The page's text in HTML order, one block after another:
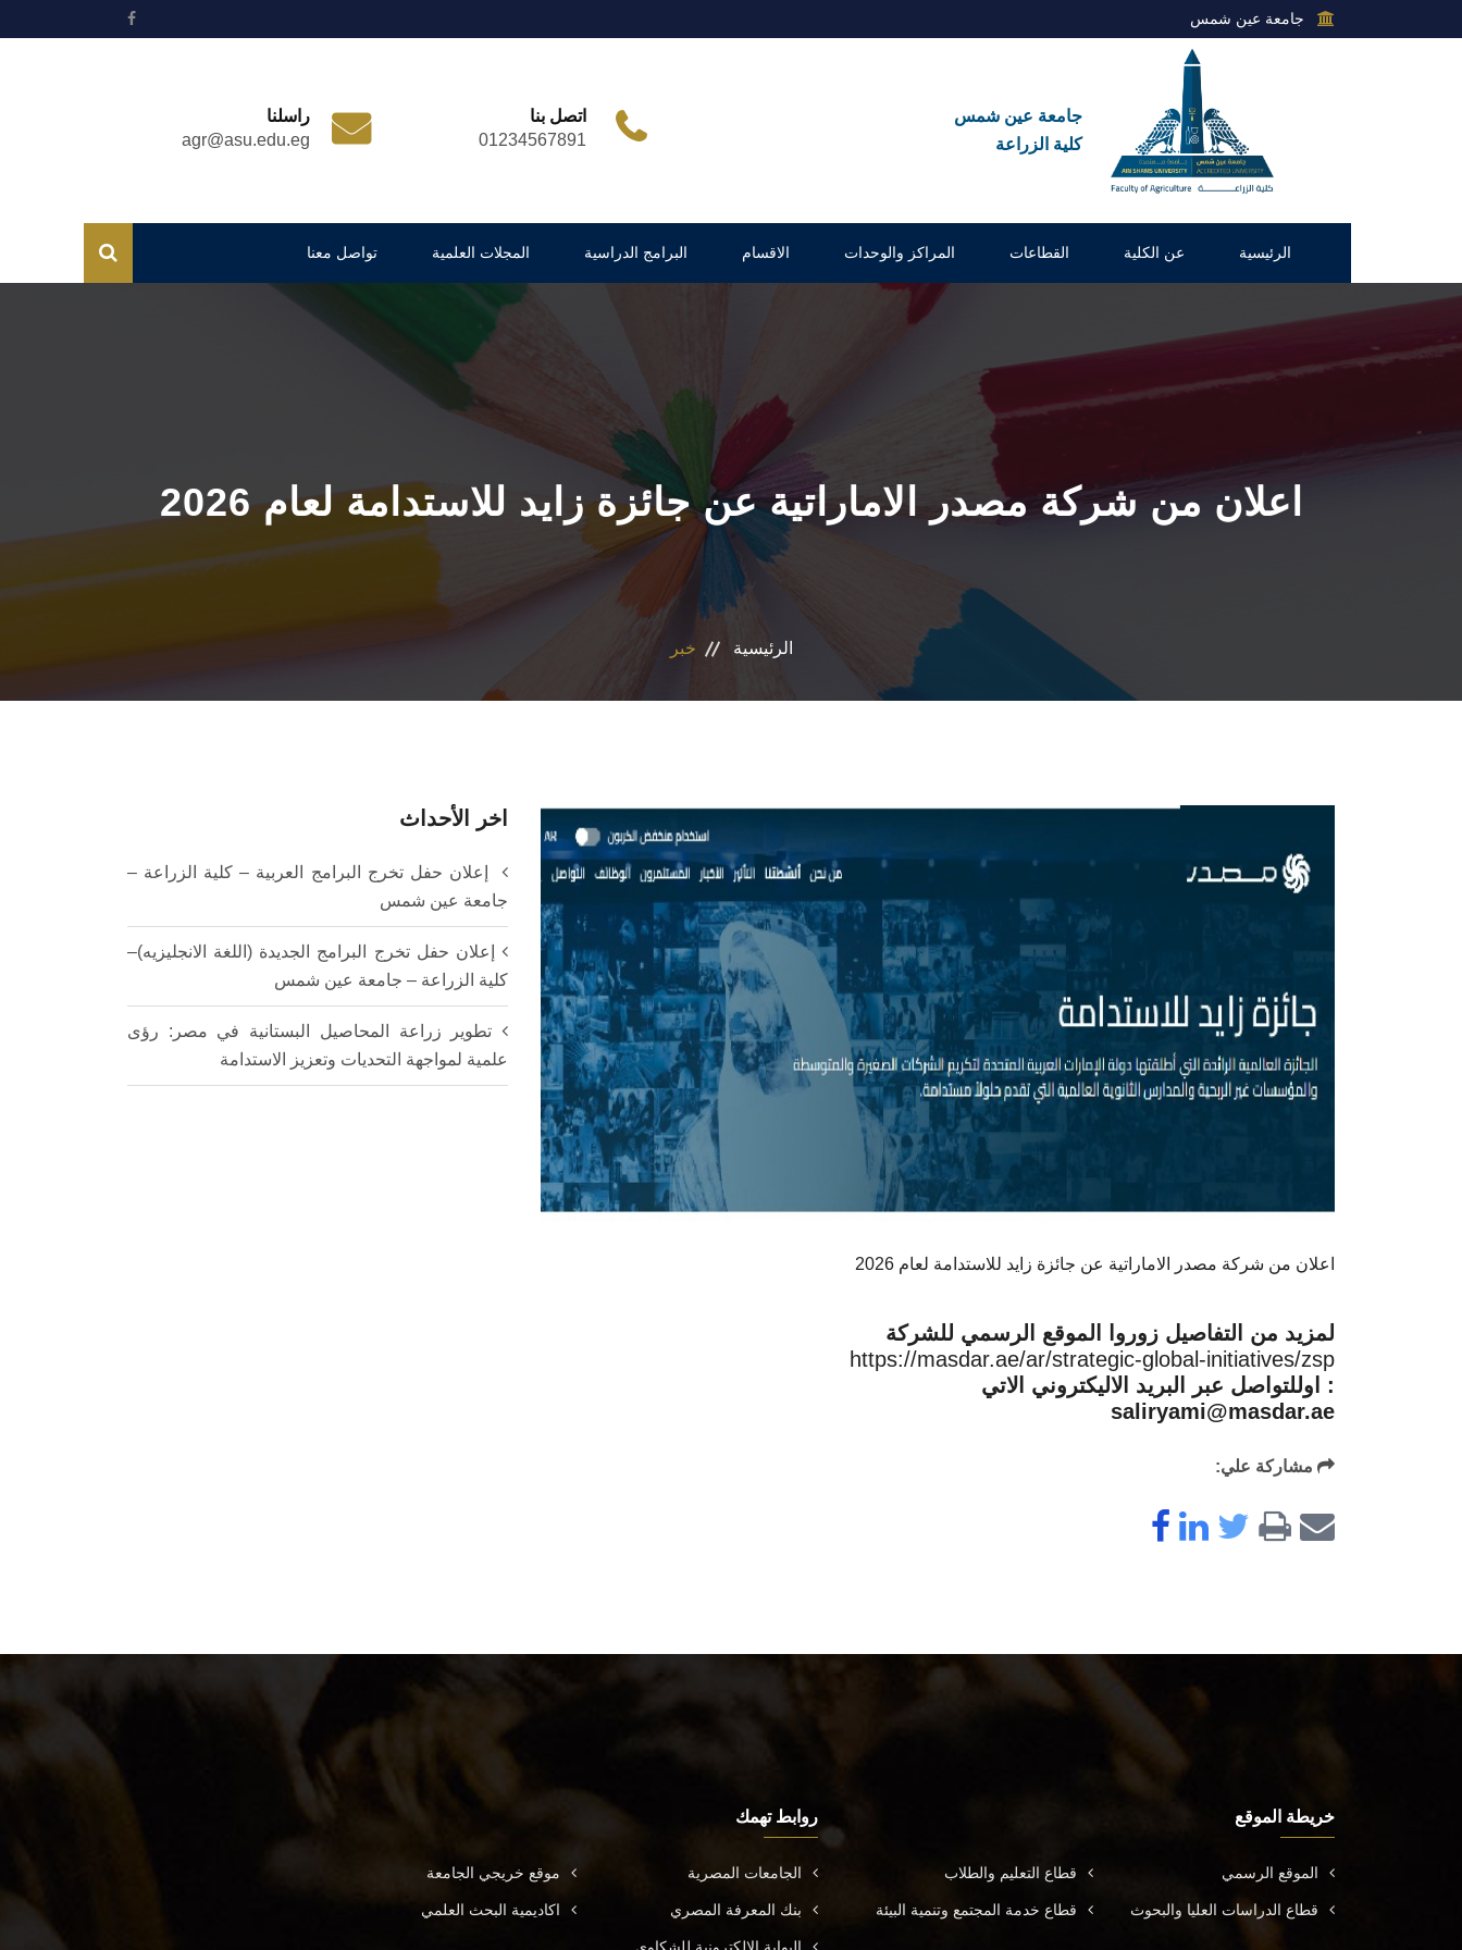
جامعة عين شمس
جامعة عين شمس
كلية الزراعة
اتصل بنا
01234567891
راسلنا
agr@asu.edu.eg
الرئيسية عن الكلية القطاعات المراكز والوحدات الاقسام البرامج الدراسية المجلات العلمية تواصل معنا
اعلان من شركة مصدر الاماراتية عن جائزة زايد للاستدامة لعام 2026
الرئيسية خبر
اعلان من شركة مصدر الاماراتية عن جائزة زايد للاستدامة لعام 2026
لمزيد من التفاصيل زوروا الموقع الرسمي للشركة
https://masdar.ae/ar/strategic-global-initiatives/zsp
اوللتواصل عبر البريد الاليكتروني الاتي :
saliryami@masdar.ae
مشاركة علي:
اخر الأحداث
إعلان حفل تخرج البرامج العربية – كلية الزراعة –
جامعة عين شمس
إعلان حفل تخرج البرامج الجديدة (اللغة الانجليزيه)–
كلية الزراعة – جامعة عين شمس
تطوير زراعة المحاصيل البستانية في مصر: رؤى
علمية لمواجهة التحديات وتعزيز الاستدامة
خريطة الموقع
الموقع الرسمي قطاع التعليم والطلاب
قطاع الدراسات العليا والبحوث قطاع خدمة المجتمع وتنمية البيئة
روابط تهمك
الجامعات المصرية موقع خريجي الجامعة
بنك المعرفة المصري اكاديمية البحث العلمي